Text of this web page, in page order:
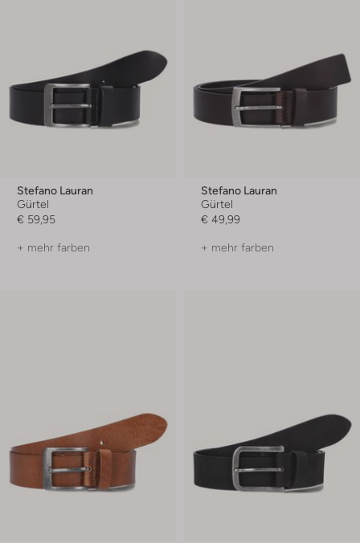
Stefano Lauran
Gürtel
€ 59,95
+ mehr farben
Stefano Lauran
Gürtel
€ 49,99
+ mehr farben